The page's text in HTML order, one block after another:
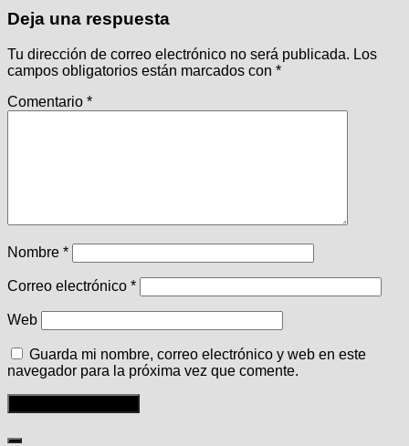
Deja una respuesta
Tu dirección de correo electrónico no será publicada. Los
campos obligatorios están marcados con *
Comentario *
Nombre *
Correo electrónico *
Web
Guarda mi nombre, correo electrónico y web en este
navegador para la próxima vez que comente.